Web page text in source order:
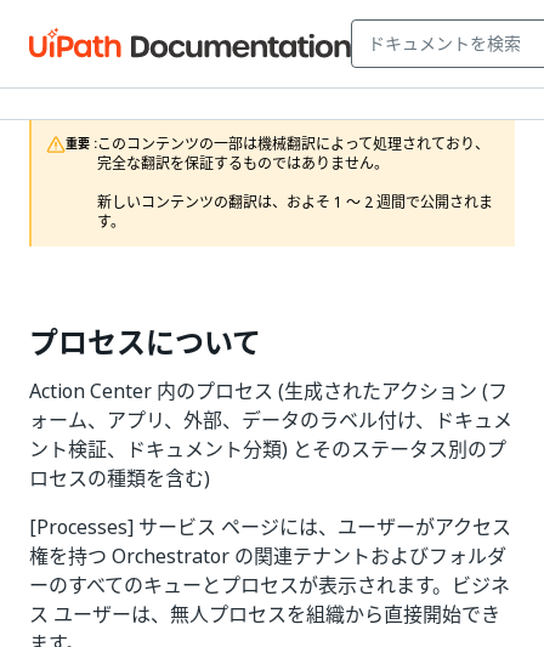
重要 :このコンテンツの一部は機械翻訳によって処理されており、
完全な翻訳を保証するものではありません。
新しいコンテンツの翻訳は、およそ 1 ～ 2 週間で公開されま
す。
プロセスについて
Action Center 内のプロセス (生成されたアクション (フ
ォーム、アプリ、外部、データのラベル付け、ドキュメ
ント検証、ドキュメント分類) とそのステータス別のプ
ロセスの種類を含む)
[Processes] サービス ページには、ユーザーがアクセス
権を持つ Orchestrator の関連テナントおよびフォルダ
ーのすべてのキューとプロセスが表示されます。ビジネ
ス ユーザーは、無人プロセスを組織から直接開始でき